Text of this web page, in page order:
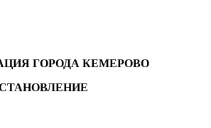
ГОРОДА КЕМЕРОВО